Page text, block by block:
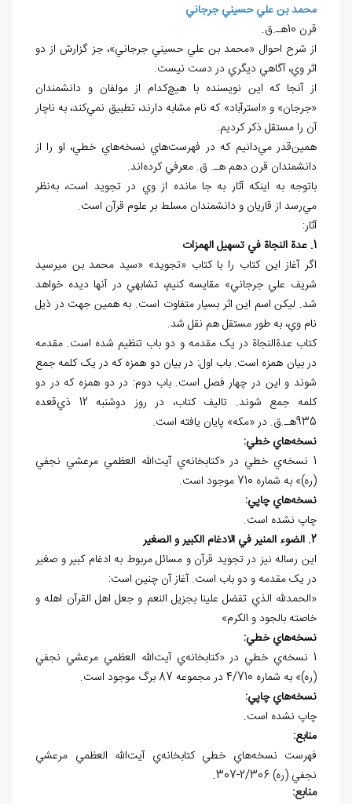
محمد بن علي حسيني جرجاني
قرن 10هـ.ق.
از شرح احوال «محمد بن علي حسيني جرجاني»، جز گزارش از دو
اثر وي، آگاهي ديگري در دست نيست.
از آنجا که اين نويسنده با هيچ‌کدام از مولفان و دانشمندان
«جرجان» و «استرآباد» که نام مشابه دارند، تطبيق نمي‌کند، به ناچار
آن را مستقل ذکر کرديم.
همين‌قدر مي‌دانيم که در فهرست‌هاي نسخه‌هاي خطي، او را از
دانشمندان قرن دهم هـ. ق. معرفي کرده‌اند.
باتوجه به اينکه آثار به جا مانده از وي در تجويد است، به‌نظر
مي‌رسد از قاريان و دانشمندان مسلط بر علوم قرآن است.
آثار:
1. عدة النجاة في تسهيل الهمزات
اگر آغاز اين کتاب را با کتاب «تجويد» «سيد محمد بن ميرسيد
شريف علي جرجاني» مقايسه کنيم، تشابهي در آنها ديده خواهد
شد. ليکن اسم اين اثر بسيار متفاوت است. به همين جهت در ذيل
نام وي، به طور مستقل هم نقل شد.
کتاب عدةالنجاة در يک مقدمه و دو باب تنظيم شده است. مقدمه
در بيان همزه است. باب اول: در بيان دو همزه که در يک کلمه جمع
شوند و اين در چهار فصل است. باب دوم: در دو همزه که در دو
کلمه جمع شوند. تاليف کتاب، در روز دوشنبه 12 ذي‌قعده
935هـ.ق. در «مکه» پايان يافته است.
نسخههاي خطي:
1 نسخه‌ي خطي در «کتابخانه‌ي آيت‌الله العظمي مرعشي نجفي
(ره)» به شماره 710 موجود است.
نسخههاي چاپي:
چاپ نشده است.
2. الضوء المنير في الادغام الکبير و الصغير
اين رساله نيز در تجويد قرآن و مسائل مربوط به ادغام کبير و صغير
در يک مقدمه و دو باب است. آغاز آن چنين است:
«الحمدلله الذي تفضل علينا بجزيل النعم و جعل اهل القرآن اهله و
خاصته بالجود و الکرم»
نسخههاي خطي:
1 نسخه‌ي خطي در «کتابخانه‌ي آيت‌الله العظمي مرعشي نجفي
(ره)» به شماره 4/710 در مجموعه 87 برگ موجود است.
نسخههاي چاپي:
چاپ نشده است.
منابع:
فهرست نسخه‌هاي خطي کتابخانه‌ي آيت‌الله العظمي مرعشي
نجفي (ره) 2/306-307.
منابع: